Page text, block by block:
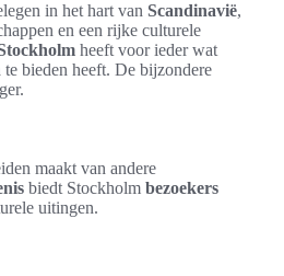
in het hart van Scandinavië,
en een rijke culturele
heeft voor ieder wat
te bieden heeft. De bijzondere
maakt van andere
biedt Stockholm bezoekers
uitingen.